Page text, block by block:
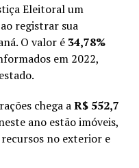
Eleitoral um
registrar sua
O valor é 34,78%
em 2022,
chega aR$ 552,7
ano estão imóveis,
no exterior e